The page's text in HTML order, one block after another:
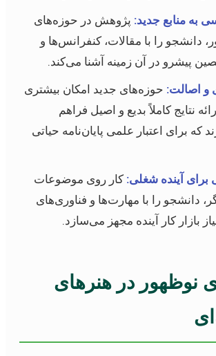
به منابع جدید: پژوهش در حوزه‌های
دانشجو را با مقالات، کنفرانس‌ها و
پیشرو در آن زمینه آشنا می‌کند.
و اصالت: حوزه‌های جدید امکان بیشتری
نتایج کاملاً بدیع و اصیل فراهم
که برای اعتبار علمی پایان‌نامه حیاتی
برای آینده شغلی: کار روی موضوعات
دانشجو را با مهارت‌ها و فناوری‌های
بازار کار آینده مجهز می‌سازد.
نوظهور در هنرهای